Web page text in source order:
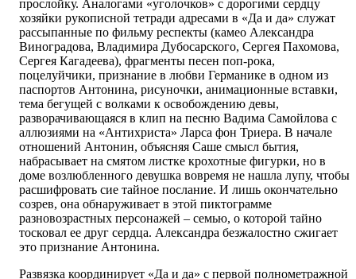
прослойку. Аналогами «уголочков» с дорогими сердцу
хозяйки рукописной тетради адресами в «Да и да» служат
рассыпанные по фильму респекты (камео Александра
Виноградова, Владимира Дубосарского, Сергея Пахомова,
Сергея Кагадеева), фрагменты песен поп-рока,
поцелуйчики, признание в любви Германике в одном из
паспортов Антонина, рисуночки, анимационные вставки,
тема бегущей с волками к освобождению девы,
разворачивающаяся в клип на песню Вадима Самойлова с
аллюзиями на «Антихриста» Ларса фон Триера. В начале
отношений Антонин, объясняя Саше смысл бытия,
набрасывает на смятом листке крохотные фигурки, но в
доме возлюбленного девушка вовремя не нашла лупу, чтобы
расшифровать сие тайное послание. И лишь окончательно
созрев, она обнаруживает в этой пиктограмме
разновозрастных персонажей – семью, о которой тайно
тосковал ее друг сердца. Александра безжалостно сжигает
это признание Антонина.
Развязка координирует «Да и да» с первой полнометражной